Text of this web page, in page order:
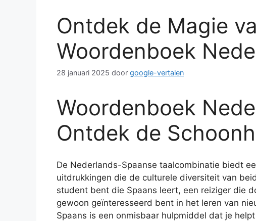
Ontdek de Magie
Woordenboek
28 januari 2025 door google-vertalen
Woordenboek
Ontdek de
De Nederlands-Spaanse taalcombinatie biedt
uitdrukkingen die de culturele diversiteit van
student bent die Spaans leert, een reiziger die
gewoon geïnteresseerd bent in het leren van
Spaans is een onmisbaar hulpmiddel dat je